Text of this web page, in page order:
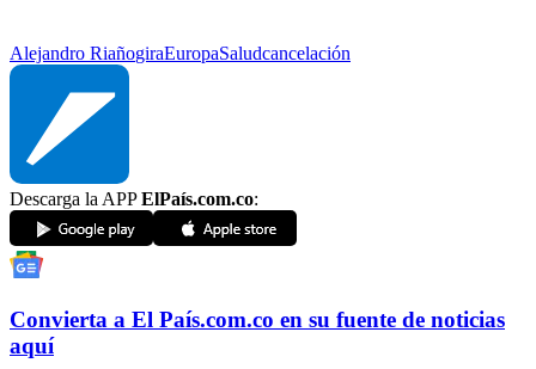
Alejandro RiañogiraEuropaSaludcancelación
Descarga la APPElPaís.com.co:
Convierta a El País.com.co en su fuente de noticias
aquí